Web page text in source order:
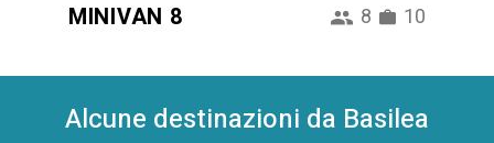
MINIVAN 8 8 10
Alcune destinazioni da Basilea